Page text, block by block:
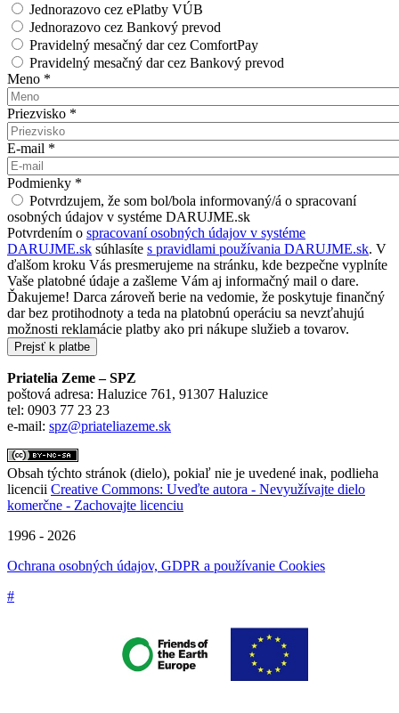
Jednorazovo cez ePlatby VÚB
Jednorazovo cez Bankový prevod
Pravidelný mesačný dar cez ComfortPay
Pravidelný mesačný dar cez Bankový prevod
Meno *
Priezvisko *
E-mail *
Podmienky *
Potvrdzujem, že som bol/bola informovaný/á o spracovaní
osobných údajov v systéme DARUJME.sk
Potvrdením o spracovaní osobných údajov v systéme
DARUJME.sk súhlasíte s pravidlami používania DARUJME.sk. V
ďalšom kroku Vás presmerujeme na stránku, kde bezpečne vyplníte
Vaše platobné údaje a zašleme Vám aj informačný mail o dare.
Ďakujeme! Darca zároveň berie na vedomie, že poskytuje finančný
dar bez protihodnoty a teda na platobnú operáciu sa nevzťahujú
možnosti reklamácie platby ako pri nákupe služieb a tovarov.
Priatelia Zeme – SPZ
poštová adresa: Haluzice 761, 91307 Haluzice
tel: 0903 77 23 23
e-mail: spz@priateliazeme.sk
Obsah týchto stránok (dielo), pokiaľ nie je uvedené inak, podlieha
licencii Creative Commons: Uveďte autora - Nevyužívajte dielo
komerčne - Zachovajte licenciu
1996 - 2026
Ochrana osobných údajov, GDPR a používanie Cookies
#